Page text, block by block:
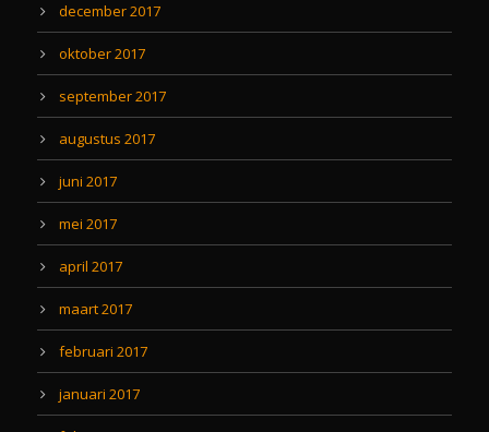
december 2017
oktober 2017
september 2017
augustus 2017
juni 2017
mei 2017
april 2017
maart 2017
februari 2017
januari 2017